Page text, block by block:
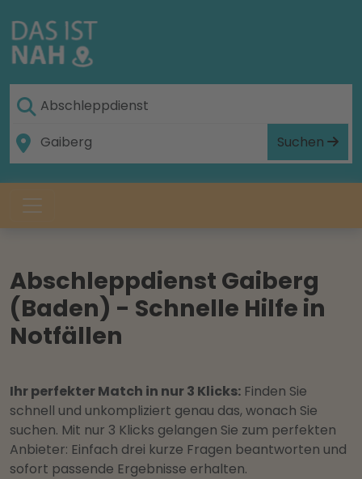
Suchen
Abschleppdienst Gaiberg
(Baden) - Schnelle Hilfe in
Notfällen
Ihr perfekter Match in nur 3 Klicks: Finden Sie
schnell und unkompliziert genau das, wonach Sie
suchen. Mit nur 3 Klicks gelangen Sie zum perfekten
Anbieter: Einfach drei kurze Fragen beantworten und
sofort passende Ergebnisse erhalten.